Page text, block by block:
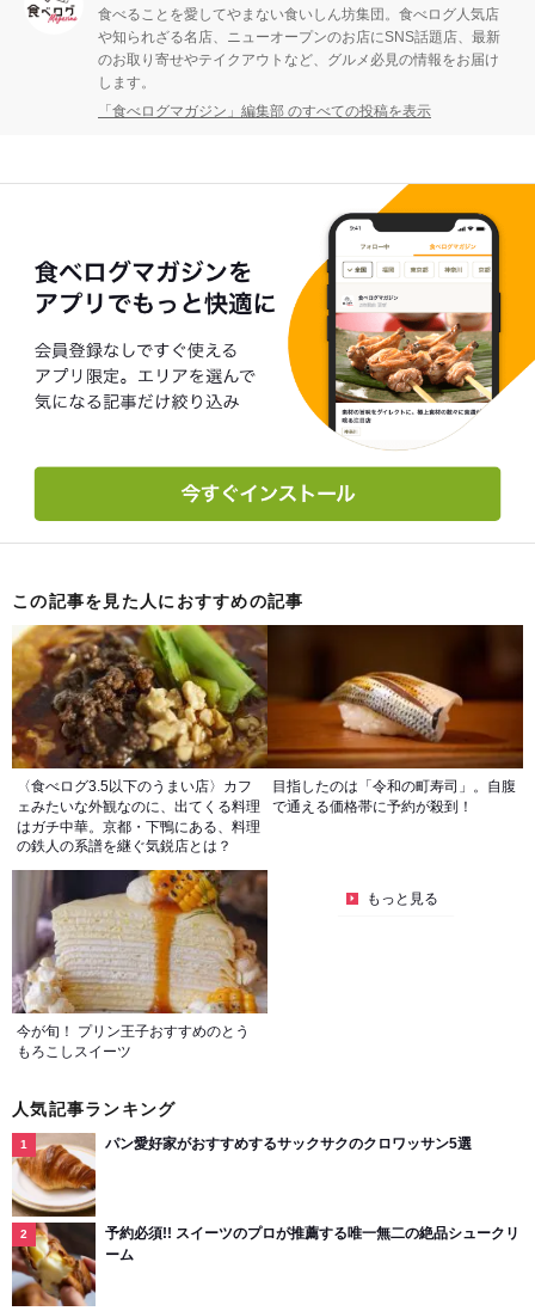
食べることを愛してやまない食いしん坊集団。食べログ人気店
や知られざる名店、ニューオープンのお店にSNS話題店、最新
のお取り寄せやテイクアウトなど、グルメ必見の情報をお届け
します。
「食べログマガジン」編集部 のすべての投稿を表示
この記事を見た人におすすめの記事
〈食べログ3.5以下のうまい店〉カフ
ェみたいな外観なのに、出てくる料理
はガチ中華。京都・下鴨にある、料理
の鉄人の系譜を継ぐ気鋭店とは？
目指したのは「令和の町寿司」。自腹
で通える価格帯に予約が殺到！
今が旬！ プリン王子おすすめのとう
もろこしスイーツ
もっと見る
人気記事ランキング
パン愛好家がおすすめするサックサクのクロワッサン5選
予約必須!! スイーツのプロが推薦する唯一無二の絶品シュークリ
ーム